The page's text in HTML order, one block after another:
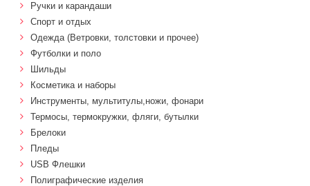
Ручки и карандаши
Спорт и отдых
Одежда (Ветровки, толстовки и прочее)
Футболки и поло
Шильды
Косметика и наборы
Инструменты, мультитулы,ножи, фонари
Термосы, термокружки, фляги, бутылки
Брелоки
Пледы
USB Флешки
Полиграфические изделия